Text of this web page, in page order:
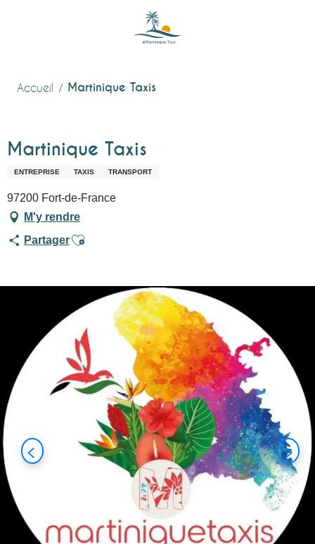
Accueil Martinique Taxis
Martinique Taxis
ENTREPRISE TAXIS TRANSPORT
97200 Fort-de-France
M'y rendre
PartagerAjouter aux favoris